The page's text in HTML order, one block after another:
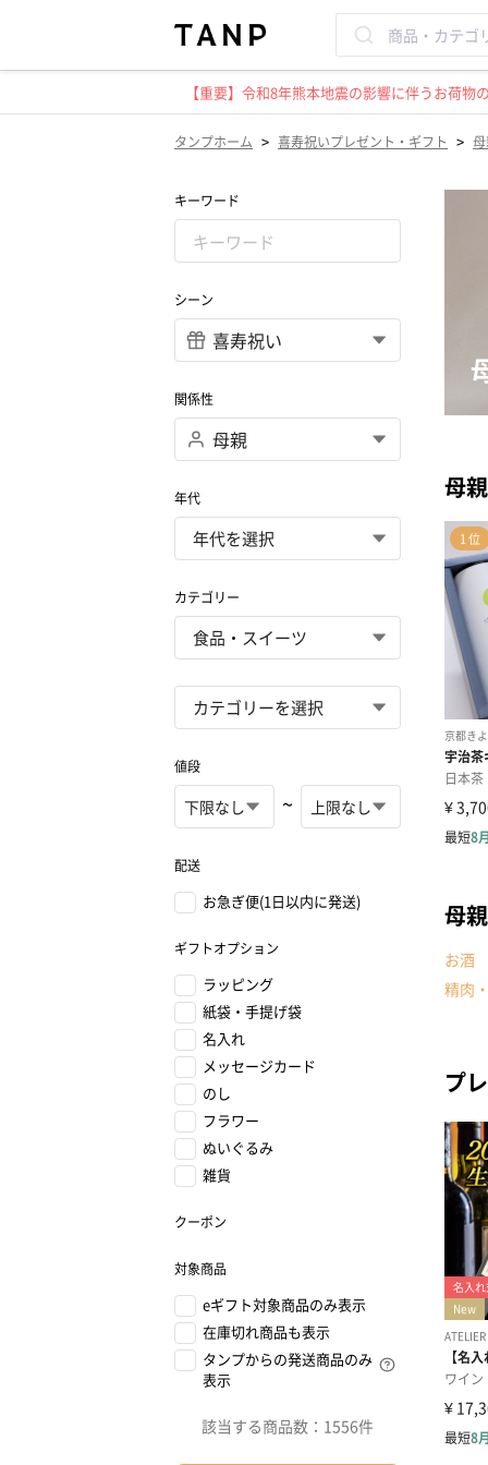
【重要】令和8年熊本地震の影響に伴うお荷
タンプホーム > 喜寿祝いプレゼント・ギフト >
キーワード
シーン
関係性
年代
カテゴリー
値段
~
配送
お急ぎ便(1日以内に発送)
ギフトオプション
ラッピング
紙袋・手提げ袋
名入れ
メッセージカード
のし
フラワー
ぬいぐるみ
雑貨
クーポン
対象商品
eギフト対象商品のみ表示
在庫切れ商品も表示
タンプからの発送商品のみ
表示
該当する商品数： 1556件
母
母
お酒
精肉
プ